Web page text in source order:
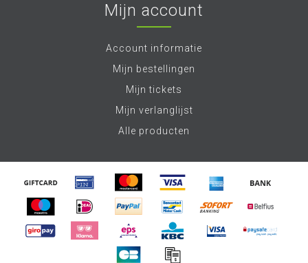
Mijn account
Account informatie
Mijn bestellingen
Mijn tickets
Mijn verlanglijst
Alle producten